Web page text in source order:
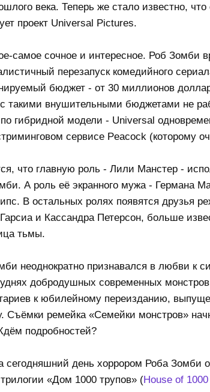
века. Теперь же стало известно,
проект Universal Pictures.
самое сочное и интересное. Роб Зомби
перезапуск комедийного
бюджет - от 30 миллионов
такими внушительными бюджетами не
гибридной модели - Universal
сервисе Peacock (которому
что главную роль - Лили Манстер -
А роль её экранного мужа - Германа
В остальных ролях появятся друзья
и Кассандра Петерсон, больше
тьмы.
неоднократно признавался в любви к
добродушных современных
к юбилейному переизданию,
Съёмки ремейка «Семейки монстров»
подробностей?
сегодняшний день хоррором Роба Зомби
«Дом 1000 трупов» (House of